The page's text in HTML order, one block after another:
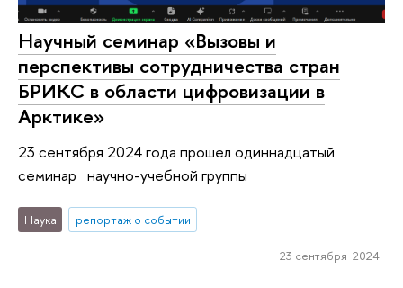
Научный семинар «Вызовы и
перспективы сотрудничества стран
БРИКС в области цифровизации в
Арктике»
23 сентября 2024 года прошел одиннадцатый
семинар научно-учебной группы
Наука репортаж о событии
23 сентября 2024